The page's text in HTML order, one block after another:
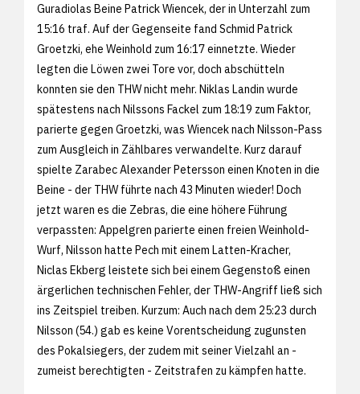
Guradiolas Beine Patrick Wiencek, der in Unterzahl zum
15:16 traf. Auf der Gegenseite fand Schmid Patrick
Groetzki, ehe Weinhold zum 16:17 einnetzte. Wieder
legten die Löwen zwei Tore vor, doch abschütteln
konnten sie den THW nicht mehr. Niklas Landin wurde
spätestens nach Nilssons Fackel zum 18:19 zum Faktor,
parierte gegen Groetzki, was Wiencek nach Nilsson-Pass
zum Ausgleich in Zählbares verwandelte. Kurz darauf
spielte Zarabec Alexander Petersson einen Knoten in die
Beine - der THW führte nach 43 Minuten wieder! Doch
jetzt waren es die Zebras, die eine höhere Führung
verpassten: Appelgren parierte einen freien Weinhold-
Wurf, Nilsson hatte Pech mit einem Latten-Kracher,
Niclas Ekberg leistete sich bei einem Gegenstoß einen
ärgerlichen technischen Fehler, der THW-Angriff ließ sich
ins Zeitspiel treiben. Kurzum: Auch nach dem 25:23 durch
Nilsson (54.) gab es keine Vorentscheidung zugunsten
des Pokalsiegers, der zudem mit seiner Vielzahl an -
zumeist berechtigten - Zeitstrafen zu kämpfen hatte.